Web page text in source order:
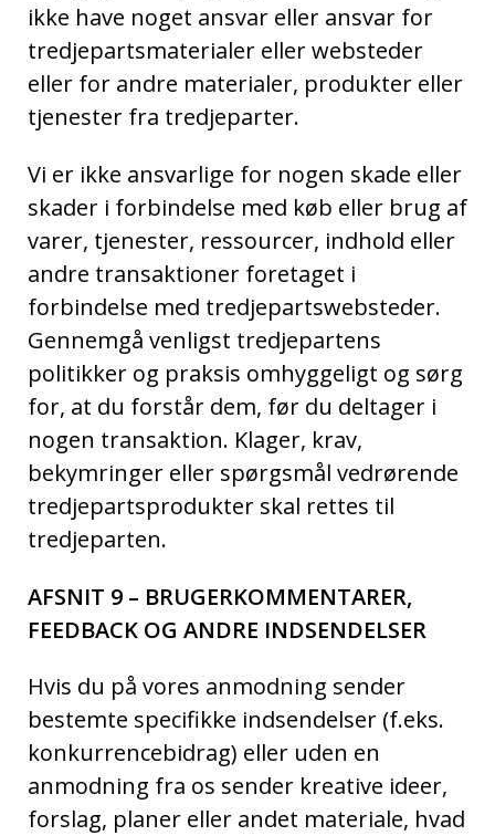
ikke have noget ansvar eller ansvar for
tredjepartsmaterialer eller websteder
eller for andre materialer, produkter eller
tjenester fra tredjeparter.
Vi er ikke ansvarlige for nogen skade eller
skader i forbindelse med køb eller brug af
varer, tjenester, ressourcer, indhold eller
andre transaktioner foretaget i
forbindelse med tredjepartswebsteder.
Gennemgå venligst tredjepartens
politikker og praksis omhyggeligt og sørg
for, at du forstår dem, før du deltager i
nogen transaktion. Klager, krav,
bekymringer eller spørgsmål vedrørende
tredjepartsprodukter skal rettes til
tredjeparten.
AFSNIT 9 – BRUGERKOMMENTARER,
FEEDBACK OG ANDRE INDSENDELSER
Hvis du på vores anmodning sender
bestemte specifikke indsendelser (f.eks.
konkurrencebidrag) eller uden en
anmodning fra os sender kreative ideer,
forslag, planer eller andet materiale, hvad